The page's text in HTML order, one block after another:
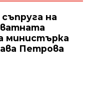
на
министърка
Петрова